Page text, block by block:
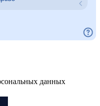
данных